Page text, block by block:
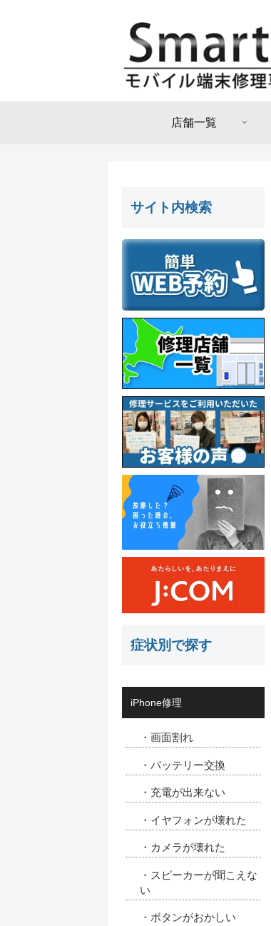
店舗一覧
サイト内検索
症状別で探す
iPhone修理
・画面割れ
・バッテリー交換
・充電が出来ない
・イヤフォンが壊れた
・カメラが壊れた
・スピーカーが聞こえな
い
・ボタンがおかしい